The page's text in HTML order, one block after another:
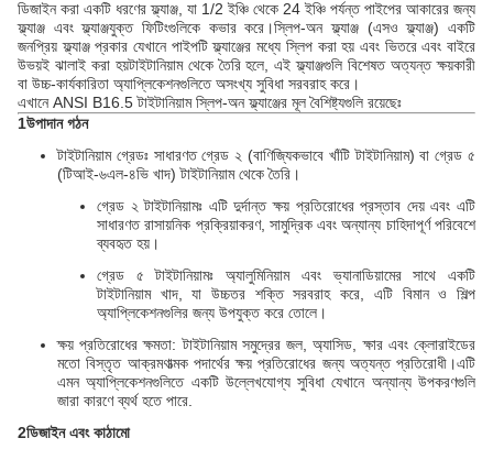
ডিজাইন করা একটি ধরণের ফ্ল্যাঞ্জ, যা 1/2 ইঞ্চি থেকে 24 ইঞ্চি পর্যন্ত পাইপের আকারের জন্য
ফ্ল্যাঞ্জ এবং ফ্ল্যাঞ্জযুক্ত ফিটিংগুলিকে কভার করে।স্লিপ-অন ফ্ল্যাঞ্জ (এসও ফ্ল্যাঞ্জ) একটি
জনপ্রিয় ফ্ল্যাঞ্জ প্রকার যেখানে পাইপটি ফ্ল্যাঞ্জের মধ্যে স্লিপ করা হয় এবং ভিতরে এবং বাইরে
উভয়ই ঝালাই করা হয়টাইটানিয়াম থেকে তৈরি হলে, এই ফ্ল্যাঞ্জগুলি বিশেষত অত্যন্ত ক্ষয়কারী
বা উচ্চ-কার্যকারিতা অ্যাপ্লিকেশনগুলিতে অসংখ্য সুবিধা সরবরাহ করে।
এখানে ANSI B16.5 টাইটানিয়াম স্লিপ-অন ফ্ল্যাঞ্জের মূল বৈশিষ্ট্যগুলি রয়েছেঃ
1উপাদান গঠন
টাইটানিয়াম গ্রেডঃ সাধারণত গ্রেড ২ (বাণিজ্যিকভাবে খাঁটি টাইটানিয়াম) বা গ্রেড ৫
(টিআই-৬এল-৪ভি খাদ) টাইটানিয়াম থেকে তৈরি।
গ্রেড ২ টাইটানিয়ামঃ এটি দুর্দান্ত ক্ষয় প্রতিরোধের প্রস্তাব দেয় এবং এটি
সাধারণত রাসায়নিক প্রক্রিয়াকরণ, সামুদ্রিক এবং অন্যান্য চাহিদাপূর্ণ পরিবেশে
ব্যবহৃত হয়।
গ্রেড ৫ টাইটানিয়ামঃ অ্যালুমিনিয়াম এবং ভ্যানাডিয়ামের সাথে একটি
টাইটানিয়াম খাদ, যা উচ্চতর শক্তি সরবরাহ করে, এটি বিমান ও শিল্প
অ্যাপ্লিকেশনগুলির জন্য উপযুক্ত করে তোলে।
ক্ষয় প্রতিরোধের ক্ষমতা: টাইটানিয়াম সমুদ্রের জল, অ্যাসিড, ক্ষার এবং ক্লোরাইডের
মতো বিস্তৃত আক্রমণাত্মক পদার্থের ক্ষয় প্রতিরোধের জন্য অত্যন্ত প্রতিরোধী।এটি
এমন অ্যাপ্লিকেশনগুলিতে একটি উল্লেখযোগ্য সুবিধা যেখানে অন্যান্য উপকরণগুলি
জারা কারণে ব্যর্থ হতে পারে.
2ডিজাইন এবং কাঠামো